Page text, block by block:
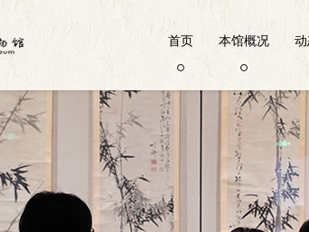
首页 本馆概况